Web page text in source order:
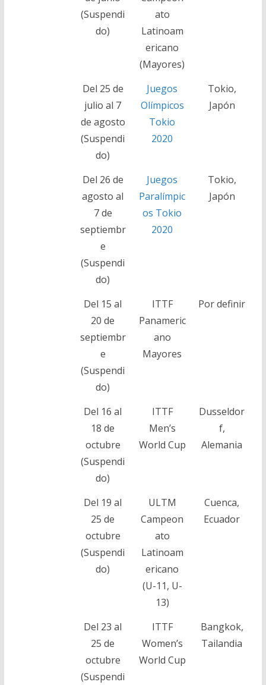
(Suspendi
do)
ato
Latinoam
ericano
(Mayores)
Del 25 de
julio al 7
de agosto
(Suspendi
do)
Juegos
Olímpicos
Tokio
2020
Tokio,
Japón
Del 26 de
agosto al
7 de
septiembr
e
(Suspendi
do)
Juegos
Paralímpic
os Tokio
2020
Tokio,
Japón
Del 15 al
20 de
septiembr
e
(Suspendi
do)
ITTF
Panameric
ano
Mayores
Por definir
Del 16 al
18 de
octubre
(Suspendi
do)
ITTF
Men’s
World Cup
Dusseldor
f,
Alemania
Del 19 al
25 de
octubre
(Suspendi
do)
ULTM
Campeon
ato
Latinoam
ericano
(U-11, U-
13)
Cuenca,
Ecuador
Del 23 al
25 de
octubre
(Suspendi
ITTF
Women’s
World Cup
Bangkok,
Tailandia